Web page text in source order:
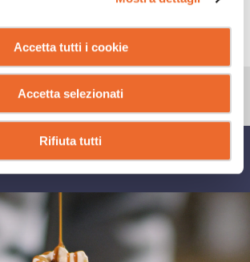
Accetta tutti i cookie
Accetta selezionati
Rifiuta tutti